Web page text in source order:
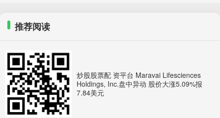
推荐阅读
炒股股票配 资平台 Maravai Lifesciences
Holdings, Inc.盘中异动 股价大涨5.09%报
7.84美元